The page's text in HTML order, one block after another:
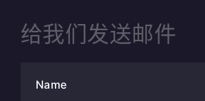
给我们发送邮件
Name